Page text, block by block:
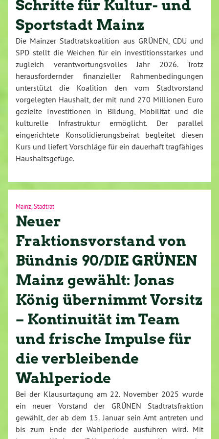
Schritte für Kultur- und
Sportstadt Mainz
Die Mainzer Stadtratskoalition aus GRÜNEN, CDU und
SPD stellt die Weichen für ein investitionsstarkes und
zugleich verantwortungsvolles Jahr 2026. Trotz
herausfordernder finanzieller Rahmenbedingungen
unterstützt die Koalition den vom Stadtvorstand
vorgelegten Haushalt, der mit rund 270 Millionen Euro
gezielte Investitionen in Bildung, Mobilität und die
kulturelle Infrastruktur ermöglicht. Der parallel
eingerichtete Konsolidierungsbeirat begleitet diesen
Kurs und liefert Vorschläge für ein dauerhaft tragfähiges
Haushaltsgefüge.
Mainz Stadtrat
Neuer
Fraktionsvorstand von
Bündnis 90/DIE GRÜNEN
Mainz gewählt: Jonas
König übernimmt Vorsitz
– Kontinuität im Team
und frische Impulse für
die verbleibende
Wahlperiode
Bei der Klausurtagung am 22. November 2025 wurde
ein neuer Vorstand der GRÜNEN Stadtratsfraktion
gewählt, der ab dem 15. Januar sein Amt antreten und
bis zum Ende der Wahlperiode ausführen wird. Mit